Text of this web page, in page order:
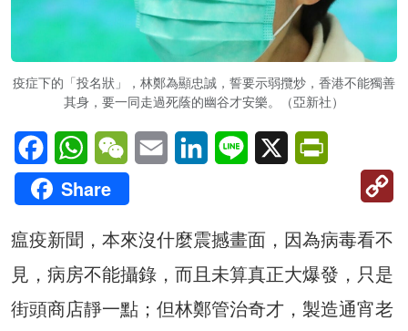
疫症下的「投名狀」，林鄭為顯忠誠，誓要示弱攬炒，香港不能獨善
其身，要一同走過死蔭的幽谷才安樂。（亞新社）
FacebookWhatsAppWeChatEmail LinkedInLine X
Share
瘟疫新聞，本來沒什麼震撼畫面，因為病毒看不
見，病房不能攝錄，而且未算真正大爆發，只是
街頭商店靜一點；但林鄭管治奇才，製造通宵老